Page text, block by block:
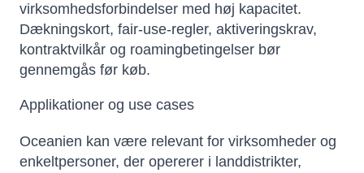
virksomhedsforbindelser med høj kapacitet.
Dækningskort, fair-use-regler, aktiveringskrav,
kontraktvilkår og roamingbetingelser bør
gennemgås før køb.
Applikationer og use cases
Oceanien kan være relevant for virksomheder og
enkeltpersoner, der opererer i landdistrikter,